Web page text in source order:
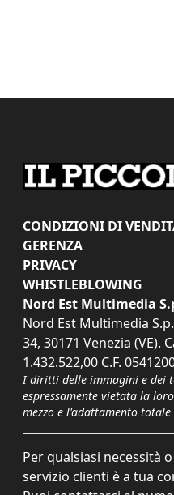
CONDIZIONI DI
GERENZA
PRIVACY
WHISTLEBLOWING
Nord Est Multimedia
Nord Est Multimedia
34, 30171 Venezia (VE).
1.432.522,00 C.F.
I diritti delle immagini e dei
espressamente vietata la
mezzo e l'adattamento totale
Per qualsiasi necessità
servizio clienti è a tua